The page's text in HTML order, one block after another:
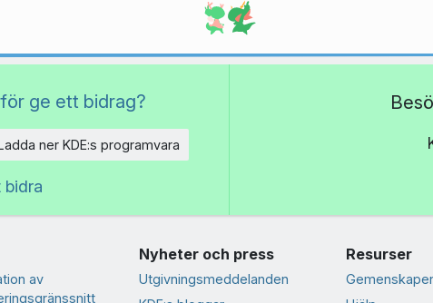
ge ett bidrag?
ner KDE:s programvara
bidra
av
Nyheter och press
Utgivningsmeddelanden
Resurser